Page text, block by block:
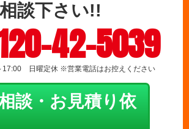
談下さい!!
42-5039
17:00 日曜定休 ※営業電話はお控えください
談・お見積り依